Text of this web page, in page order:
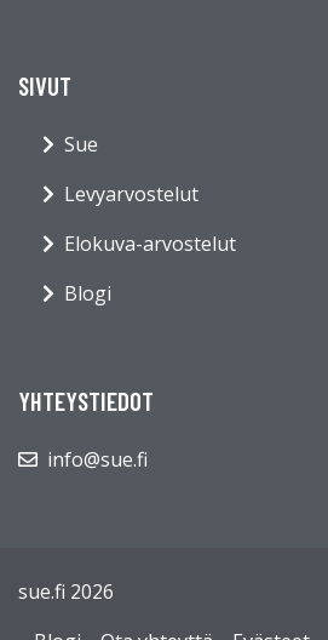
SIVUT
Sue
Levyarvostelut
Elokuva-arvostelut
Blogi
YHTEYSTIEDOT
info@sue.fi
sue.fi 2026